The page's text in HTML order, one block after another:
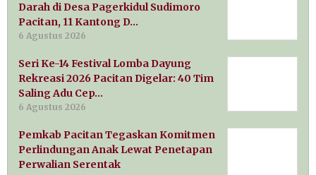
Darah di Desa Pagerkidul Sudimoro
Pacitan, 11 Kantong D…
6 Agustus 2026
Seri Ke-14 Festival Lomba Dayung
Rekreasi 2026 Pacitan Digelar: 40 Tim
Saling Adu Cep…
6 Agustus 2026
Pemkab Pacitan Tegaskan Komitmen
Perlindungan Anak Lewat Penetapan
Perwalian Serentak